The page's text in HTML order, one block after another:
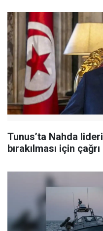
Tunus’ta Nahda
bırakılması için çağrı